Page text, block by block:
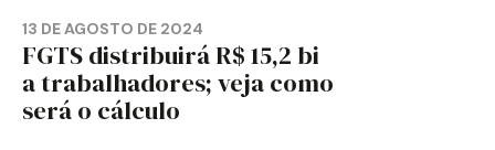
13 DE AGOSTO DE 2024
FGTS distribuirá R$ 15,2 bi
a trabalhadores; veja como
será o cálculo